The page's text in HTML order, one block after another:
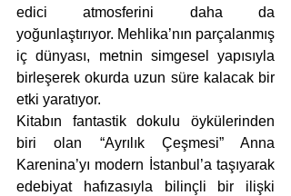
edici atmosferini daha da
yoğunlaştırıyor. Mehlika’nın parçalanmış
iç dünyası, metnin simgesel yapısıyla
birleşerek okurda uzun süre kalacak bir
etki yaratıyor.
Kitabın fantastik dokulu öykülerinden
biri olan “Ayrılık Çeşmesi” Anna
Karenina’yı modern İstanbul’a taşıyarak
edebiyat hafızasıyla bilinçli bir ilişki